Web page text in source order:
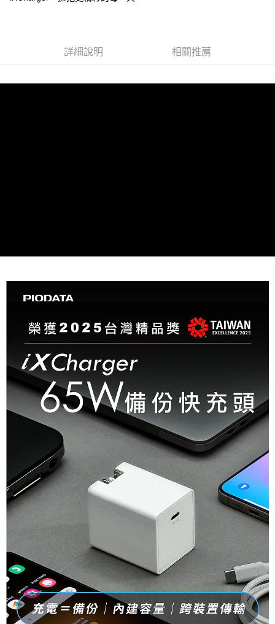
詳細說明 相關推薦